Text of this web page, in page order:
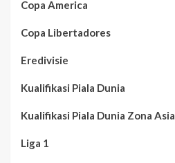
Copa America
Copa Libertadores
Eredivisie
Kualifikasi Piala Dunia
Kualifikasi Piala Dunia Zona Asia
Liga 1